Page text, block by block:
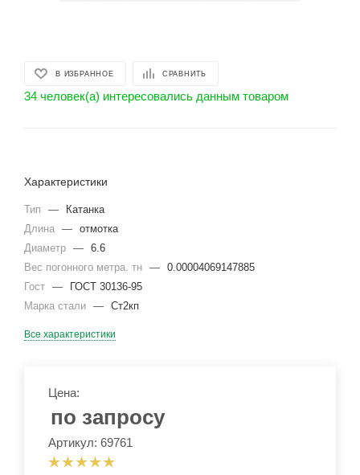
В ИЗБРАННОЕ СРАВНИТЬ
34 человек(а) интересовались данным товаром
Характеристики
Тип —
Катанка
Длина — отмотка
Диаметр — 6.6
Вес погонного метра. тн — 0.00004069147885
Гост —
ГОСТ 30136-95
Марка стали — Ст2кп
Все характеристики
Цена:
по запросу
Артикул: 69761